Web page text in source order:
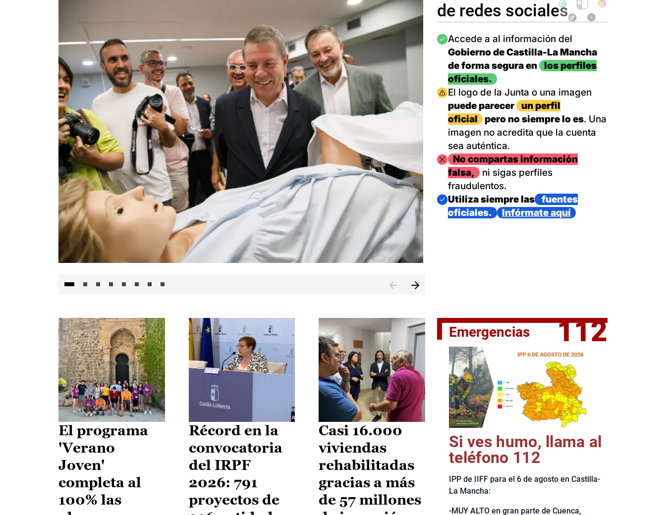
El jefe del Ejecutivo castellanomanchego, Emiliano García-
de redes sociales
Imagen
Accede a al información del
Gobierno de Castilla-La Mancha
de forma segura en
los perfiles
oficiales.
Imagen
El logo de la Junta o una imagen
puede parecer
un perfil
oficial
pero no siempre lo es. Una
imagen no acredita que la cuenta
sea auténtica.
ImagenNo compartas información
falsa,
ni sigas perfiles
fraudulentos.
Imagen
Utiliza siempre las
fuentes
oficiales.
Infórmate aquí
El programa
'Verano
Joven'
completa al
100% las
Récord en la
convocatoria
del IRPF
2026: 791
proyectos de
Casi 16.000
viviendas
rehabilitadas
gracias a más
de 57 millones
Emergencias 112
Si ves humo, llama al
teléfono 112
IPP de IIFF para el 6 de agosto en Castilla-
La Mancha:
-MUY ALTO en gran parte de Cuenca,